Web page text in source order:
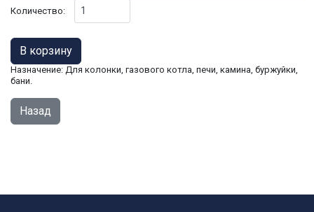
Количество:
Назначение: Для колонки, газового котла, печи, камина, буржуйки,
бани.